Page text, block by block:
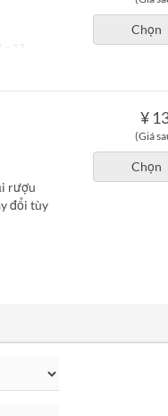
Chọn
1 ~ 13
¥
(Giá
Chọn
rượu
đổi tùy